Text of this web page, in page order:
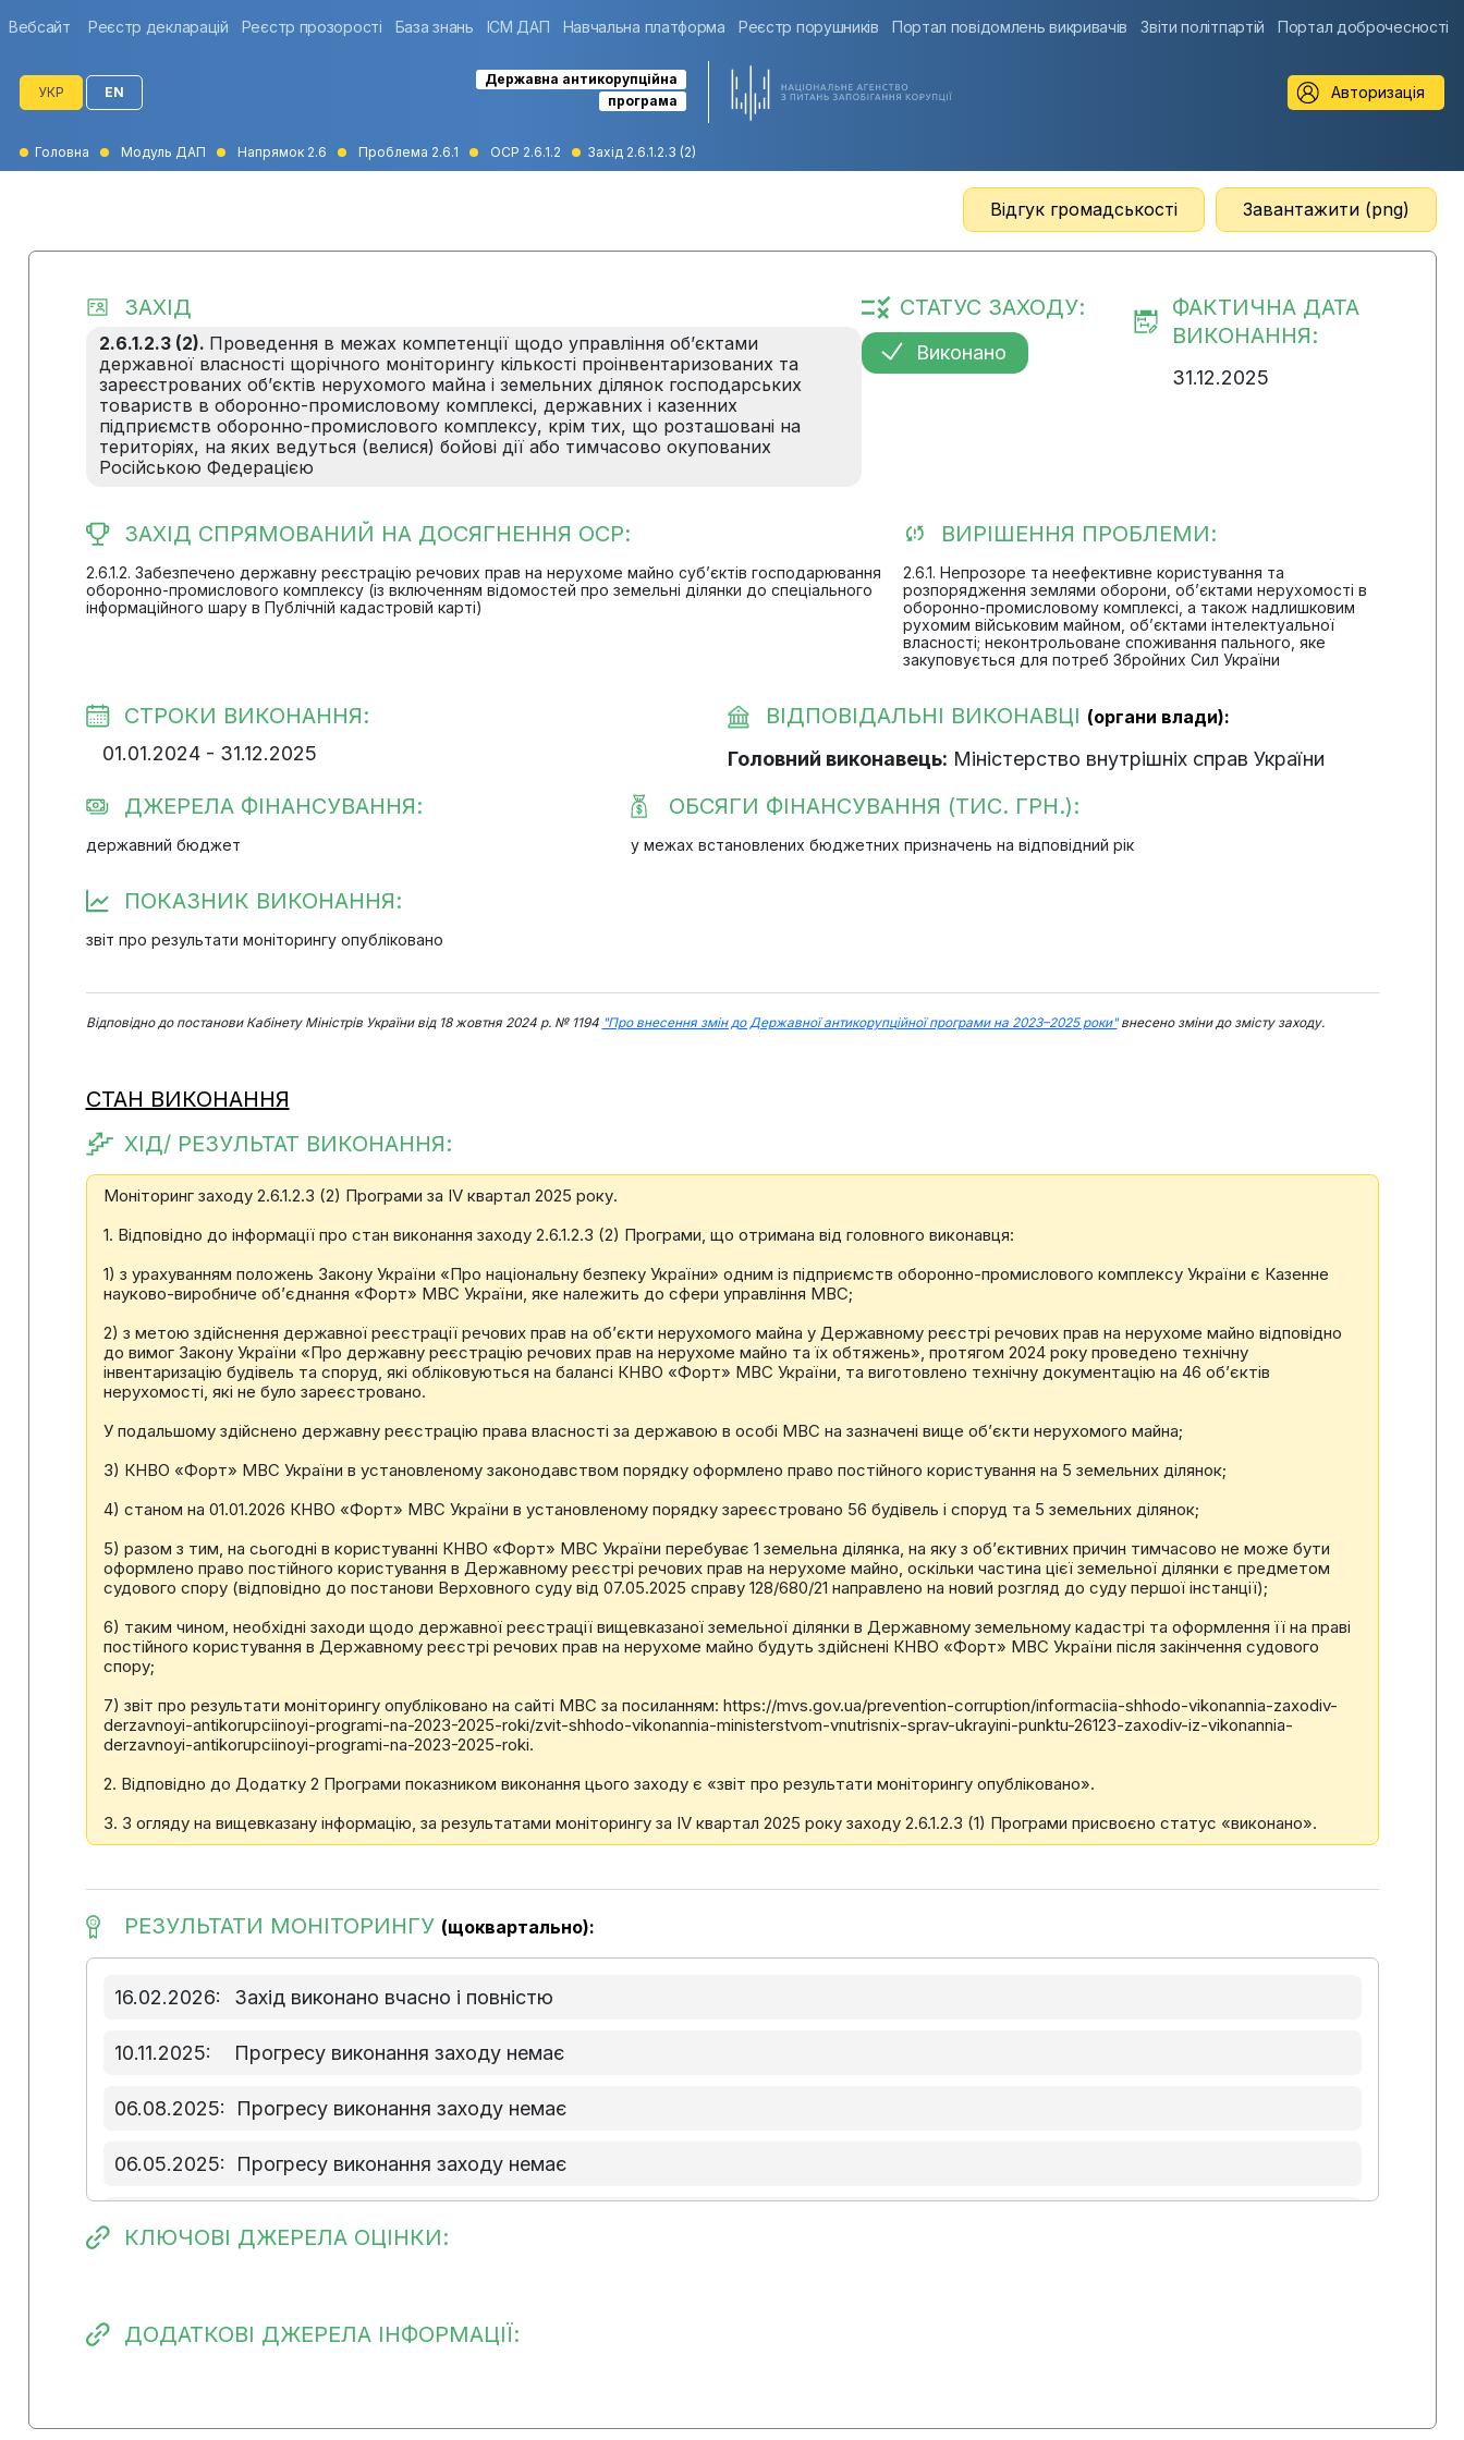
Вебсайт Реєстр декларацій Реєстр прозорості База знань ІСМ ДАП Навчальна платформа Реєстр порушників Портал повідомлень викривачів Звіти політпартій Портал доброчесності
УКР EN
Державна антикорупційна
програма
Авторизація
Головна Модуль ДАП Напрямок 2.6 Проблема 2.6.1 ОСР 2.6.1.2 Захід 2.6.1.2.3 (2)
Відгук громадськості Завантажити (png)
ЗАХІД
2.6.1.2.3 (2). Проведення в межах компетенції щодо управління об’єктами
державної власності щорічного моніторингу кількості проінвентаризованих та
зареєстрованих об’єктів нерухомого майна і земельних ділянок господарських
товариств в оборонно-промисловому комплексі, державних і казенних
підприємств оборонно-промислового комплексу, крім тих, що розташовані на
територіях, на яких ведуться (велися) бойові дії або тимчасово окупованих
Російською Федерацією
СТАТУС ЗАХОДУ:
Виконано
ФАКТИЧНА ДАТА
ВИКОНАННЯ:
31.12.2025
ЗАХІД СПРЯМОВАНИЙ НА ДОСЯГНЕННЯ ОСР:
2.6.1.2. Забезпечено державну реєстрацію речових прав на нерухоме майно суб’єктів господарювання
оборонно-промислового комплексу (із включенням відомостей про земельні ділянки до спеціального
інформаційного шару в Публічній кадастровій карті)
ВИРІШЕННЯ ПРОБЛЕМИ:
2.6.1. Непрозоре та неефективне користування та
розпорядження землями оборони, об’єктами нерухомості в
оборонно-промисловому комплексі, а також надлишковим
рухомим військовим майном, об’єктами інтелектуальної
власності; неконтрольоване споживання пального, яке
закуповується для потреб Збройних Сил України
СТРОКИ ВИКОНАННЯ:
01.01.2024 - 31.12.2025
ВІДПОВІДАЛЬНІ ВИКОНАВЦІ (органи влади):
Головний виконавець: Міністерство внутрішніх справ України
ДЖЕРЕЛА ФІНАНСУВАННЯ:
державний бюджет
ОБСЯГИ ФІНАНСУВАННЯ (ТИС. ГРН.):
у межах встановлених бюджетних призначень на відповідний рік
ПОКАЗНИК ВИКОНАННЯ:
звіт про результати моніторингу опубліковано
Відповідно до постанови Кабінету Міністрів України від 18 жовтня 2024 р. № 1194 "Про внесення змін до Державної антикорупційної програми на 2023–2025 роки"внесено зміни до змісту заходу.
СТАН ВИКОНАННЯ
ХІД/ РЕЗУЛЬТАТ ВИКОНАННЯ:
Моніторинг заходу 2.6.1.2.3 (2) Програми за IV квартал 2025 року.
1. Відповідно до інформації про стан виконання заходу 2.6.1.2.3 (2) Програми, що отримана від головного виконавця:
1) з урахуванням положень Закону України «Про національну безпеку України» одним із підприємств оборонно-промислового комплексу України є Казенне
науково-виробниче об’єднання «Форт» МВС України, яке належить до сфери управління МВС;
2) з метою здійснення державної реєстрації речових прав на об’єкти нерухомого майна у Державному реєстрі речових прав на нерухоме майно відповідно
до вимог Закону України «Про державну реєстрацію речових прав на нерухоме майно та їх обтяжень», протягом 2024 року проведено технічну
інвентаризацію будівель та споруд, які обліковуються на балансі КНВО «Форт» МВС України, та виготовлено технічну документацію на 46 об’єктів
нерухомості, які не було зареєстровано.
У подальшому здійснено державну реєстрацію права власності за державою в особі МВС на зазначені вище об’єкти нерухомого майна;
3) КНВО «Форт» МВС України в установленому законодавством порядку оформлено право постійного користування на 5 земельних ділянок;
4) станом на 01.01.2026 КНВО «Форт» МВС України в установленому порядку зареєстровано 56 будівель і споруд та 5 земельних ділянок;
5) разом з тим, на сьогодні в користуванні КНВО «Форт» МВС України перебуває 1 земельна ділянка, на яку з об’єктивних причин тимчасово не може бути
оформлено право постійного користування в Державному реєстрі речових прав на нерухоме майно, оскільки частина цієї земельної ділянки є предметом
судового спору (відповідно до постанови Верховного суду від 07.05.2025 справу 128/680/21 направлено на новий розгляд до суду першої інстанції);
6) таким чином, необхідні заходи щодо державної реєстрації вищевказаної земельної ділянки в Державному земельному кадастрі та оформлення її на праві
постійного користування в Державному реєстрі речових прав на нерухоме майно будуть здійснені КНВО «Форт» МВС України після закінчення судового
спору;
7) звіт про результати моніторингу опубліковано на сайті МВС за посиланням: https://mvs.gov.ua/prevention-corruption/informaciia-shhodo-vikonannia-zaxodiv-
derzavnoyi-antikorupciinoyi-programi-na-2023-2025-roki/zvit-shhodo-vikonannia-ministerstvom-vnutrisnix-sprav-ukrayini-punktu-26123-zaxodiv-iz-vikonannia-
derzavnoyi-antikorupciinoyi-programi-na-2023-2025-roki.
2. Відповідно до Додатку 2 Програми показником виконання цього заходу є «звіт про результати моніторингу опубліковано».
3. З огляду на вищевказану інформацію, за результатами моніторингу за IV квартал 2025 року заходу 2.6.1.2.3 (1) Програми присвоєно статус «виконано».
РЕЗУЛЬТАТИ МОНІТОРИНГУ (щоквартально):
16.02.2026: Захід виконано вчасно і повністю
10.11.2025: Прогресу виконання заходу немає
06.08.2025: Прогресу виконання заходу немає
06.05.2025: Прогресу виконання заходу немає
КЛЮЧОВІ ДЖЕРЕЛА ОЦІНКИ:
ДОДАТКОВІ ДЖЕРЕЛА ІНФОРМАЦІЇ: